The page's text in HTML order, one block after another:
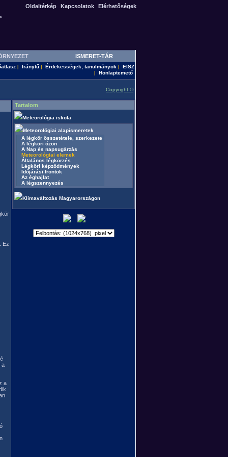
Elérhetőségek
Kapcsolatok
Oldaltérkép
ISMERET-TÁR
Iránytű Érdekességek, tanulmányok EISZ
Honlaptemető
Copyright ©
Ez
a
a
Tartalom
Meteorológia iskola
Meteorológiai alapismeretek
A légkör összetétele, szerkezete
A légköri ózon
A Nap és napsugárzás
Meteorológiai elemek
Általános légkörzés
Légköri képződmények
Időjárási frontok
Az éghajlat
A légszennyezés
Klímaváltozás Magyarországon